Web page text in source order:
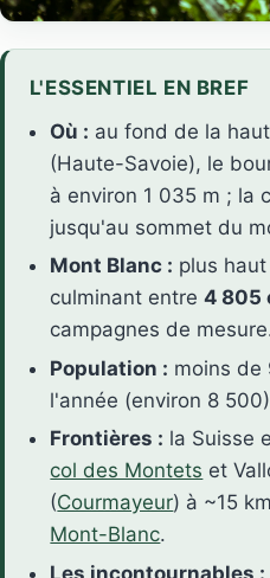
L'ESSENTIEL EN BREF
Où : au fond de la
(Haute-Savoie), le
à environ 1 035 m ; la
jusqu'au sommet du
Mont Blanc : plus
culminant entre4 805
campagnes de
Population : moins de
l'année (environ 8
Frontières : la Suisse
col des Montets et
(Courmayeur) à ~15
Mont-Blanc.
Les incontournables :